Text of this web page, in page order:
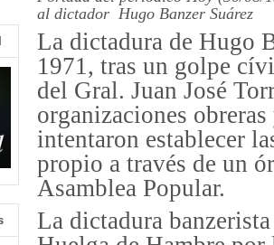
al dictador Hugo Banzer Suárez
La dictadura de Hugo
1971, tras un golpe
del Gral. Juan José
organizaciones
intentaron establecer
propio a través de un
Asamblea Popular.
La dictadura